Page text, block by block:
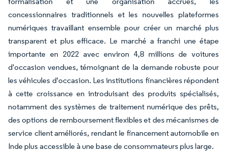
concessionnaires traditionnels et les nouvelles plateformes
numériques travaillant ensemble pour créer un marché plus
transparent et plus efficace. Le marché a franchi une étape
importante en 2022 avec environ 4,8 millions de voitures
d'occasion vendues, témoignant de la demande robuste pour
les véhicules d'occasion. Les institutions financières répondent
à cette croissance en introduisant des produits spécialisés,
notamment des systèmes de traitement numérique des prêts,
des options de remboursement flexibles et des mécanismes de
service client améliorés, rendant le financement automobile en
Inde plus accessible à une base de consommateurs plus large.